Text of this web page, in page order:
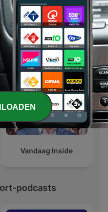
VI ZSM
Vandaag Inside
podcasts